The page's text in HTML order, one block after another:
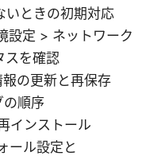
いときの初期対応
設定 > ネットワーク
スを確認
の更新と再保存
の順序
インストール
ール設定と